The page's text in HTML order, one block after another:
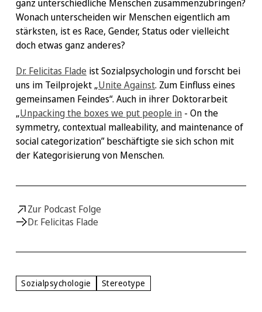
ganz unterschiedliche Menschen zusammenzubringen?
Wonach unterscheiden wir Menschen eigentlich am
stärksten, ist es Race, Gender, Status oder vielleicht
doch etwas ganz anderes?
Dr. Felicitas Flade ist Sozialpsychologin und forscht bei
uns im Teilprojekt „Unite Against. Zum Einfluss eines
gemeinsamen Feindes“. Auch in ihrer Doktorarbeit
„Unpacking the boxes we put people in - On the
symmetry, contextual malleability, and maintenance of
social categorization” beschäftigte sie sich schon mit
der Kategorisierung von Menschen.
Zur Podcast Folge
Dr. Felicitas Flade
Sozialpsychologie Stereotype